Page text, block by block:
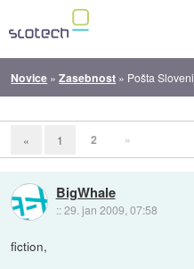
Novice »Zasebnost » Pošta Slovenije
« 1 2 »
BigWhale
::29. jan 2009, 07:58
fiction,